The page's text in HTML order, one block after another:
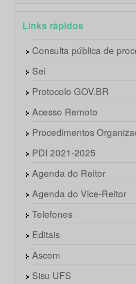
Links rápidos
Consulta pública de
Sei
Protocolo GOV.BR
Acesso Remoto
Procedimentos
PDI 2021-2025
Agenda do Reitor
Agenda do Vice-Reitor
Telefones
Editais
Ascom
Sisu UFS